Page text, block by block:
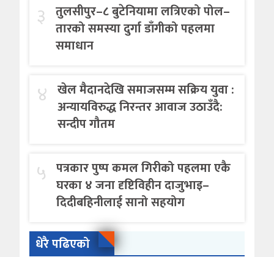
३ तुलसीपुर–८ बुटेनियामा लत्रिएको पोल–
तारको समस्या दुर्गा डाँगीको पहलमा
समाधान
४ खेल मैदानदेखि समाजसम्म सक्रिय युवा :
अन्यायविरुद्ध निरन्तर आवाज उठाउँदै:
सन्दीप गौतम
५ पत्रकार पुष्प कमल गिरीको पहलमा एकै
घरका ४ जना दृष्टिविहीन दाजुभाइ–
दिदीबहिनीलाई सानो सहयोग
धेरै पढिएको